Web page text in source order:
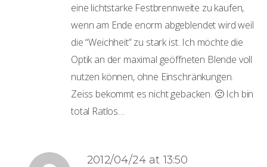
eine lichtstarke Festbrennweite zu kaufen,
wenn am Ende enorm abgeblendet wird weil
die “Weichheit” zu stark ist. Ich möchte die
Optik an der maximal geöffneten Blende voll
nutzen können, ohne Einschränkungen.
Zeiss bekommt es nicht gebacken. 🙁 Ich bin
total Ratlos…
2012/04/24 at 13:50